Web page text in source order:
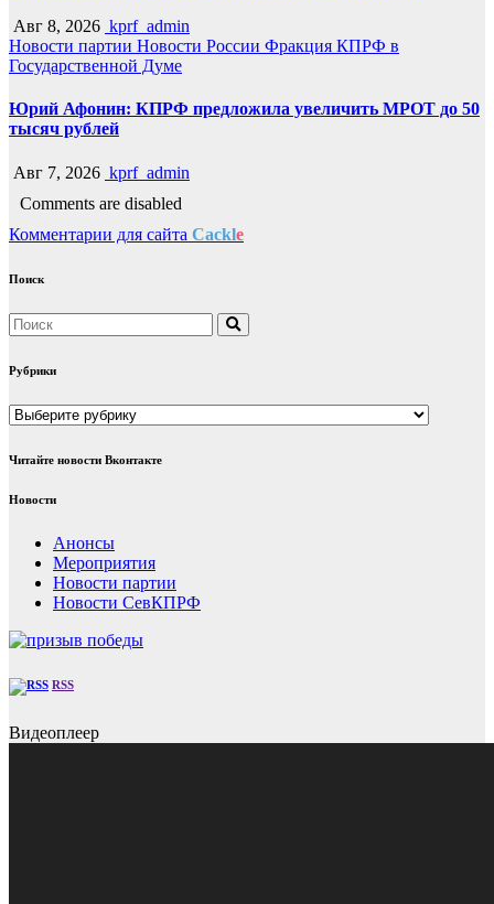
Авг 8, 2026 kprf_admin
Новости партии Новости России Фракция КПРФ в
Государственной Думе
Юрий Афонин: КПРФ предложила увеличить МРОТ до 50
тысяч рублей
Авг 7, 2026 kprf_admin
Comments are disabled
Комментарии для сайта Cackle
Поиск
Рубрики
Рубрики
Читайте новости Вконтакте
Новости
Анонсы
Мероприятия
Новости партии
Новости СевКПРФ
RSS
Видеоплеер